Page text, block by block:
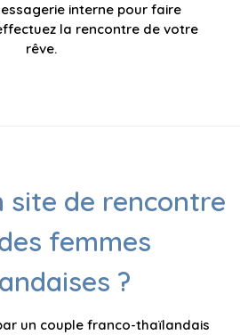
interne pour faire
la rencontre de votre
rêve.
site de rencontre
femmes
?
un couple franco-thaïlandais